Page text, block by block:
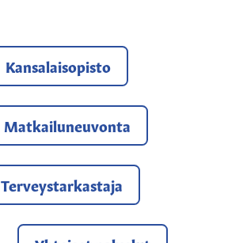
Kansalaisopisto
Matkailuneuvonta
Terveystarkastaja